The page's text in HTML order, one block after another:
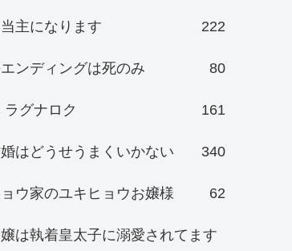
主になります 222
ンディングは死のみ 80
グナロク 161
はどうせうまくいかない 340
ウ家のユキヒョウお嬢様 62
は執着皇太子に溺愛されてます